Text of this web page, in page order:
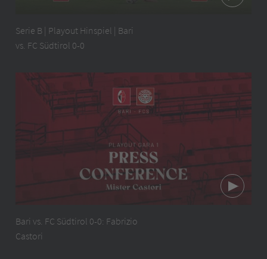
Serie B | Playout Hinspiel | Bari
vs. FC Südtirol 0-0
Bari vs. FC Südtirol 0-0: Fabrizio
Castori